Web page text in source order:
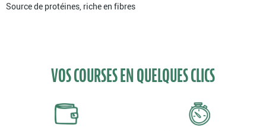
Source de protéines, riche en fibres
VOS COURSES EN QUELQUES CLICS